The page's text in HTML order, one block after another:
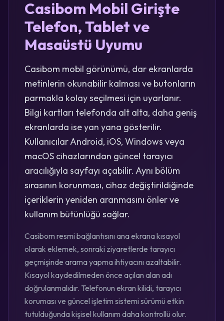
Casibom Mobil Girişte
Telefon, Tablet ve
Masaüstü Uyumu
Casibom mobil görünümü, dar ekranlarda
metinlerin okunabilir kalması ve butonların
parmakla kolay seçilmesi için uyarlanır.
Bilgi kartları telefonda alt alta, daha geniş
ekranlarda ise yan yana gösterilir.
Kullanıcılar Android, iOS, Windows veya
macOS cihazlarından güncel tarayıcı
aracılığıyla sayfayı açabilir. Aynı bölüm
sırasının korunması, cihaz değiştirildiğinde
içeriklerin yeniden aranmasını önler ve
kullanım bütünlüğü sağlar.
Casibom resmi bağlantısını ana ekrana kısayol
olarak eklemek, sonraki ziyaretlerde tarayıcı
geçmişinde arama yapma ihtiyacını azaltabilir.
Kısayol kaydedilmeden önce açılan alan adı
doğrulanmalıdır. Telefonun ekran kilidi, tarayıcı
koruması ve güncel işletim sistemi sürümü etkin
tutulduğunda kişisel kullanım daha kontrollü olur.